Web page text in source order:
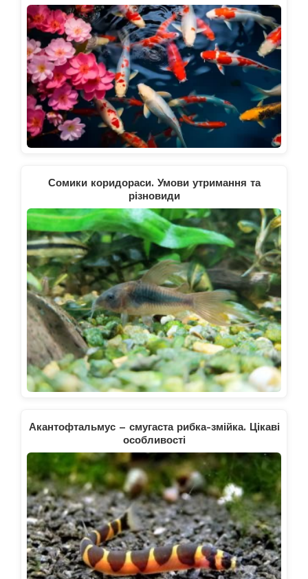
Сомики коридораси. Умови утримання та
різновиди
Акантофтальмус – смугаста рибка-змійка. Цікаві
особливості